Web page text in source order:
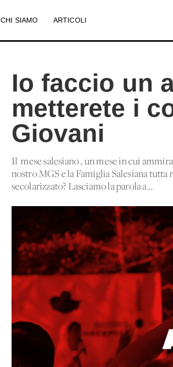
CHI SIAMO ARTICOLI
Io faccio un
metterete i
Giovani
Il 'mese salesiano', un mese in cui
nostro MGS e la Famiglia Salesiana
secolarizzato? Lasciamo la parola a...